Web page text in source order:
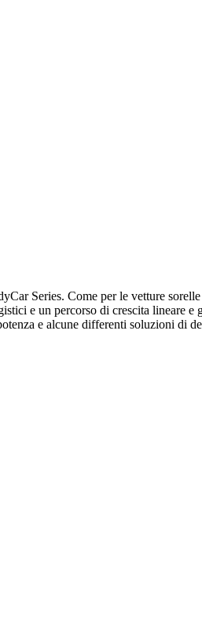
Series. Come per le vetture
e un percorso di crescita lineare e
e alcune differenti soluzioni di